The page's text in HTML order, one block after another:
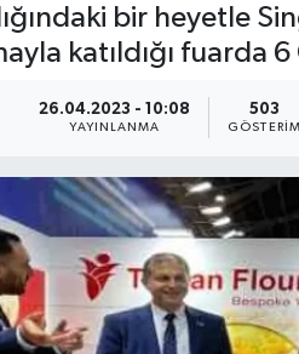
bir heyetle
katıldığı fuarda
26.04.2023 - 10:08
YAYINLANMA
503
GÖSTERIM